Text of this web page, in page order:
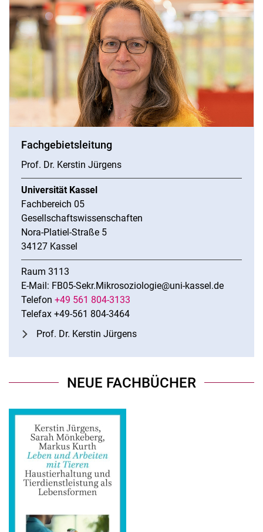
Fachgebietsleitung
Prof. Dr. Kerstin Jürgens
Universität Kassel
Fachbereich 05
Gesellschaftswissenschaften
Nora-Platiel-Straße 5
34127 Kassel
Raum 3113
E-Mail: FB05-Sekr.Mikrosoziologie@uni-kassel.de
Telefon +49 561 804-3133
Telefax +49-561 804-3464
Prof. Dr. Kerstin Jürgens
NEUE FACHBÜCHER